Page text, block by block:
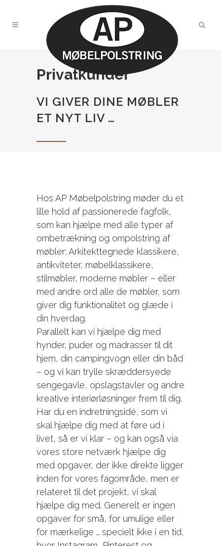
Privatkunder
VI GIVER DINE MØBLER
ET NYT LIV …
Hos AP Møbelpolstring møder du et
lille hold af passionerede fagfolk,
som kan hjælpe med alle typer af
ombetrækning og ompolstring af
møbler: Arkitekttegnede klassikere,
antikviteter, møbelklassikere,
stilmøbler, moderne møbler – eller
med andre ord alle de møbler, som
giver dig funktionalitet og glæde i
din hverdag.
Parallelt kan vi hjælpe dig med
hynder, puder og madrasser til dit
hjem, din campingvogn eller din båd
– og vi kan trylle skræddersyede
sengegavle, opslagstavler og andre
kreative interiørløsninger frem til dig.
Har du en indretningsidé, som vi
skal hjælpe dig med at føre ud i
livet, så er vi klar – og kan også via
vores store netværk hjælpe dig
med opgaver, der ikke direkte ligger
inden for vores fagområde, men er
relateret til det projekt, vi skal
hjælpe dig med. Generelt er ingen
opgaver for små, for umulige eller
for mærkelige … specielt ikke i en tid,